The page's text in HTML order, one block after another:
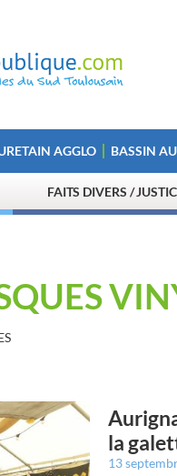
AGGLO BASSIN
FAITS DIVERS /
la
13